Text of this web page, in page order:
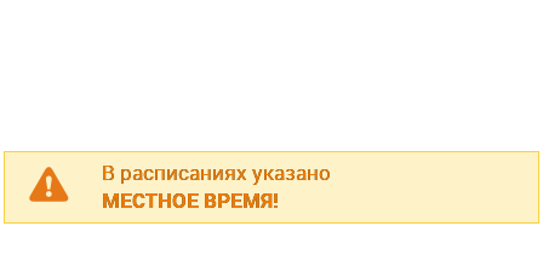
В расписаниях указано
МЕСТНОЕ ВРЕМЯ!